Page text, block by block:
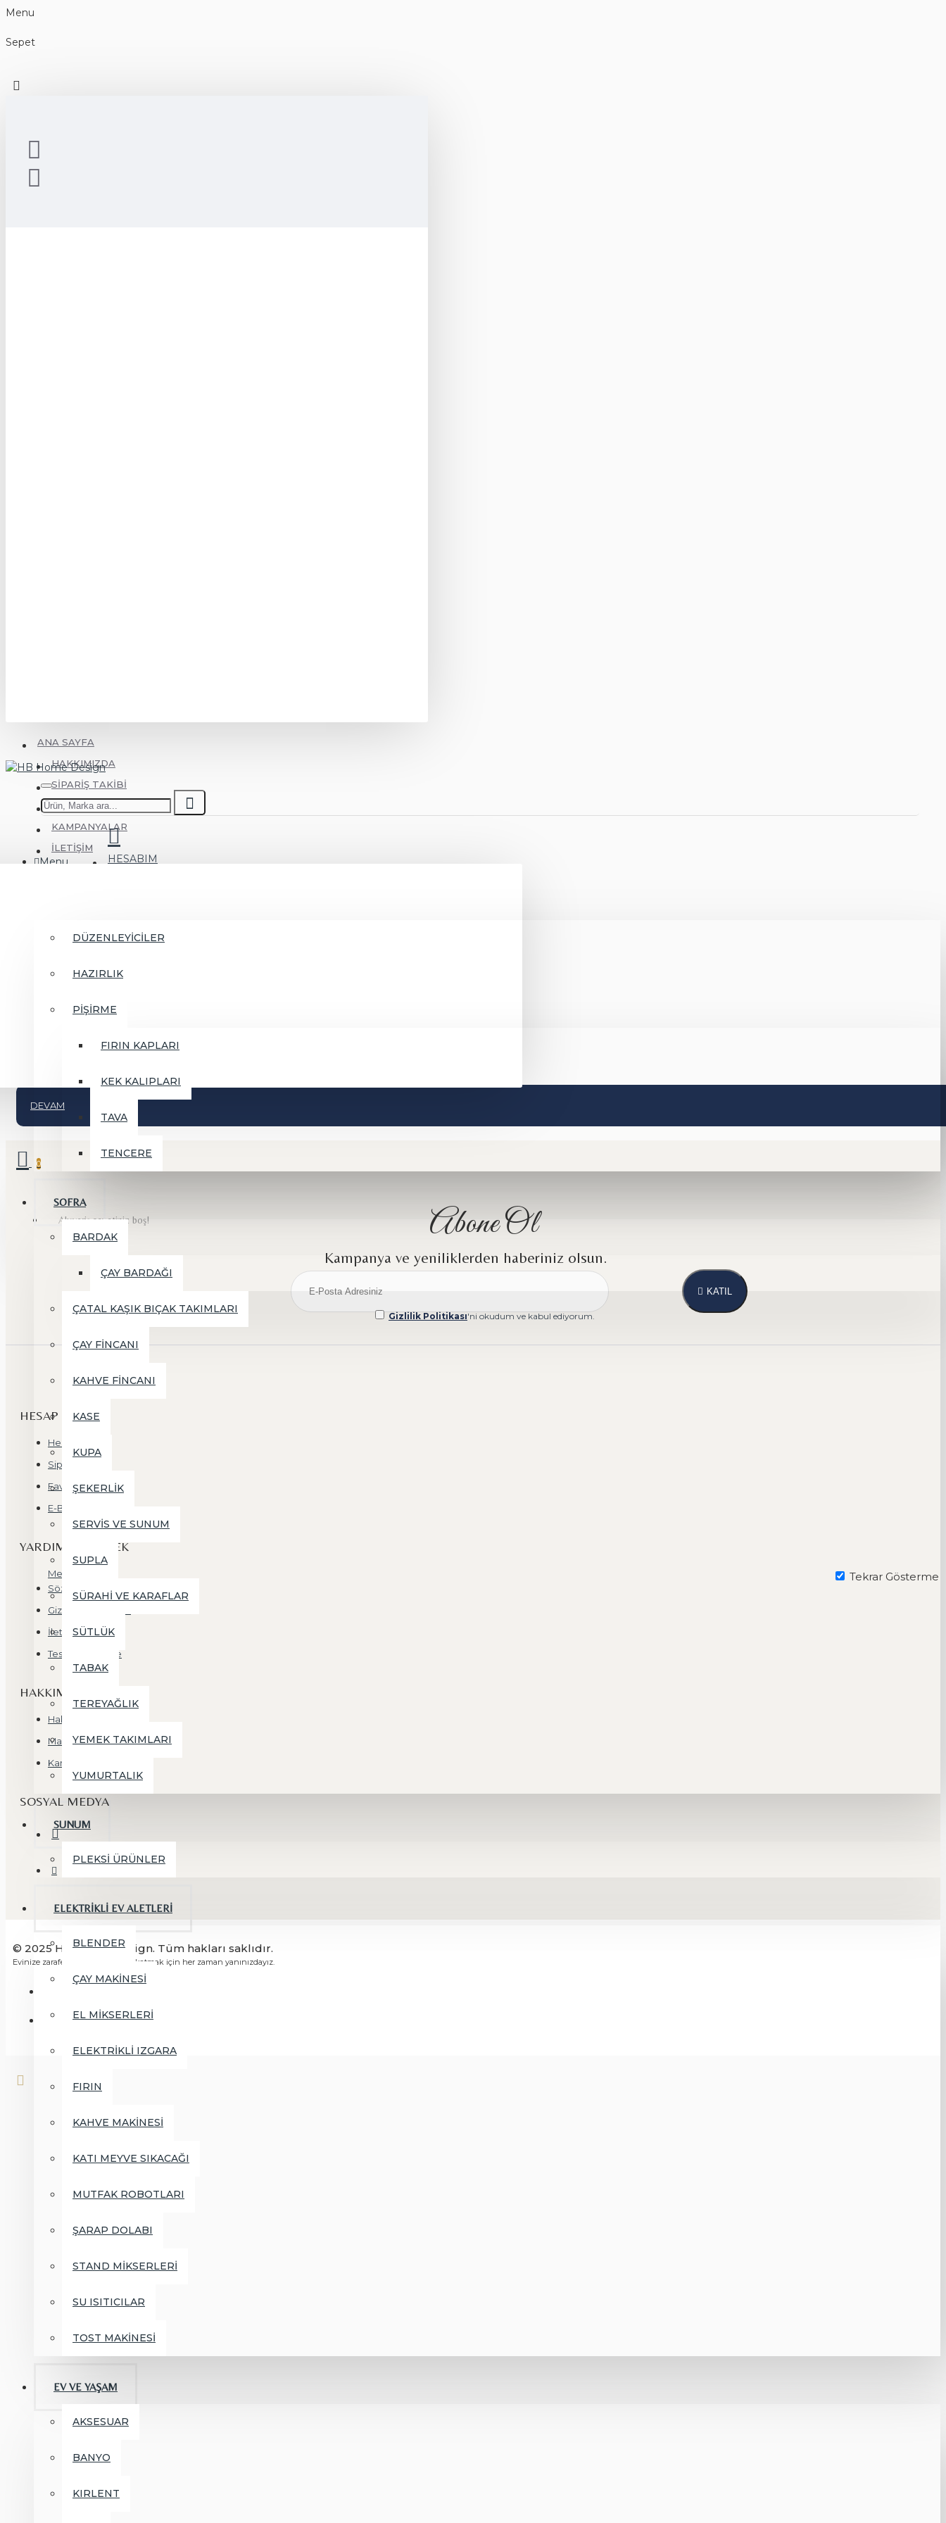
Menu
Sepet
Tekrar Gösterme
ANA SAYFA
HAKKIMIZDA
SIPARIŞ TAKIBI
KOLAY İADE
KAMPANYALAR
İLETIŞIM
HESABIM
0
0
Alışveriş sepetiniz boş!
Menu
DÜZENLEYİCİLER
HAZIRLIK
PİŞİRME
FIRIN KAPLARI
KEK KALIPLARI
TAVA
TENCERE
SOFRA
BARDAK
ÇAY BARDAĞI
ÇATAL KAŞIK BIÇAK TAKIMLARI
ÇAY FİNCANI
KAHVE FİNCANI
KASE
KUPA
ŞEKERLİK
SERVİS VE SUNUM
SUPLA
SÜRAHİ VE KARAFLAR
SÜTLÜK
TABAK
TEREYAĞLIK
YEMEK TAKIMLARI
YUMURTALIK
SUNUM
PLEKSİ ÜRÜNLER
ELEKTRİKLİ EV ALETLERİ
BLENDER
ÇAY MAKİNESİ
EL MİKSERLERİ
ELEKTRİKLİ IZGARA
FIRIN
KAHVE MAKİNESİ
KATI MEYVE SIKACAĞI
MUTFAK ROBOTLARI
ŞARAP DOLABI
STAND MİKSERLERİ
SU ISITICILAR
TOST MAKİNESİ
EV VE YAŞAM
AKSESUAR
BANYO
KIRLENT
BORDALLO PINHEIRO
DEVAM
Abone Ol
Kampanya ve yeniliklerden haberiniz olsun.
KATIL
Gizlilik Politikası'ni okudum ve kabul ediyorum.
HESAP
Hesabım
Siparişlerim
Favorilerim
E-Bülten
YARDIM & DESTEK
Mesafeli Satış
Sözleşmesi
Gizlilik ve Güvenlik
İletişim Bilgileri
Teslimat ve İade
HAKKIMIZDA
Hakkımızda
Markalar
Kampanyalar
SOSYAL MEDYA
© 2025 HB Home Design. Tüm hakları saklıdır.
Evinize zarafet ve fonksiyonellik katmak için her zaman yanınızdayız.